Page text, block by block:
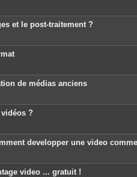
et le post-traitement ?
de médias anciens
?
developper une video
video ... gratuit !